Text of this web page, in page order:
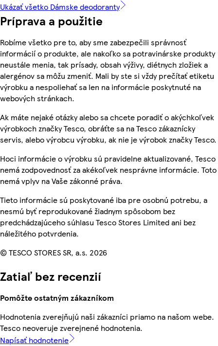
Ukázať všetko Dámske deodoranty
Príprava a použitie
Robíme všetko pre to, aby sme zabezpečili správnosť
informácií o produkte, ale nakoľko sa potravinárske produkty
neustále menia, tak prísady, obsah výživy, diétnych zložiek a
alergénov sa môžu zmeniť. Mali by ste si vždy prečítať etiketu
výrobku a nespoliehať sa len na informácie poskytnuté na
webových stránkach.
Ak máte nejaké otázky alebo sa chcete poradiť o akýchkoľvek
výrobkoch značky Tesco, obráťte sa na Tesco zákaznícky
servis, alebo výrobcu výrobku, ak nie je výrobok značky Tesco.
Hoci informácie o výrobku sú pravidelne aktualizované, Tesco
nemá zodpovednosť za akékoľvek nesprávne informácie. Toto
nemá vplyv na Vaše zákonné práva.
Tieto informácie sú poskytované iba pre osobnú potrebu, a
nesmú byť reprodukované žiadnym spôsobom bez
predchádzajúceho súhlasu Tesco Stores Limited ani bez
náležitého potvrdenia.
© TESCO STORES SR, a.s. 2026
Zatiaľ bez recenzií
Pomôžte ostatným zákazníkom
Hodnotenia zverejňujú naši zákazníci priamo na našom webe.
Tesco neoveruje zverejnené hodnotenia.
Napísať hodnotenie